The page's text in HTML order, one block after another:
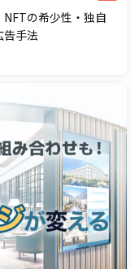
の希少性・独自
告手法